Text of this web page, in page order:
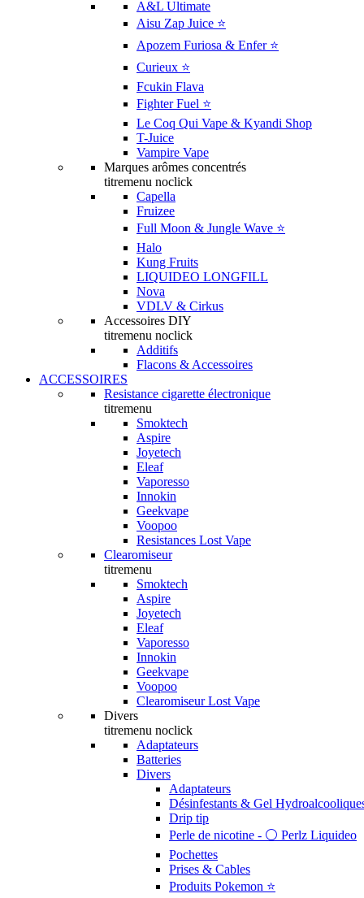
A&L Ultimate
Aisu Zap Juice ⭐️
Apozem Furiosa & Enfer ⭐️
Curieux ⭐️
Fcukin Flava
Fighter Fuel ⭐️
Le Coq Qui Vape & Kyandi Shop
T-Juice
Vampire Vape
Marques arômes concentrés
titremenu noclick
Capella
Fruizee
Full Moon & Jungle Wave ⭐️
Halo
Kung Fruits
LIQUIDEO LONGFILL
Nova
VDLV & Cirkus
Accessoires DIY
titremenu noclick
Additifs
Flacons & Accessoires
ACCESSOIRES
Resistance cigarette électronique
titremenu
Smoktech
Aspire
Joyetech
Eleaf
Vaporesso
Innokin
Geekvape
Voopoo
Resistances Lost Vape
Clearomiseur
titremenu
Smoktech
Aspire
Joyetech
Eleaf
Vaporesso
Innokin
Geekvape
Voopoo
Clearomiseur Lost Vape
Divers
titremenu noclick
Adaptateurs
Batteries
Divers
Adaptateurs
Désinfestants & Gel
Drip tip
Perle de nicotine - ⚪️ Perlz Liquideo
Pochettes
Prises & Cables
Produits Pokemon ⭐️